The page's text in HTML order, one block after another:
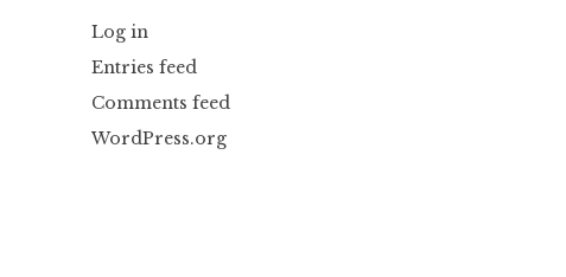
Log in
Entries feed
Comments feed
WordPress.org